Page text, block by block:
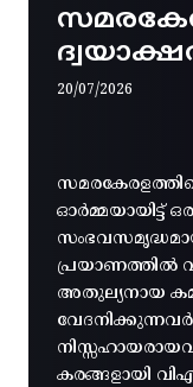
20/07/2026
ഓർമ്മയായിട്ട്
പ്രയാണത്തിൽ
അതുല്യനായ
കരങ്ങളായി